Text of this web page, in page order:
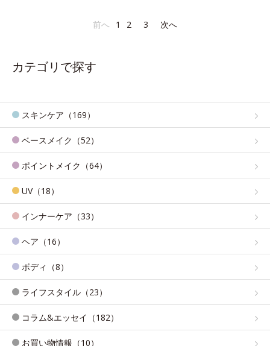
前へ 1 2 3 次へ
カテゴリで探す
スキンケア（169）
ベースメイク（52）
ポイントメイク（64）
UV（18）
インナーケア（33）
ヘア（16）
ボディ（8）
ライフスタイル（23）
コラム&エッセイ（182）
お買い物情報（10）